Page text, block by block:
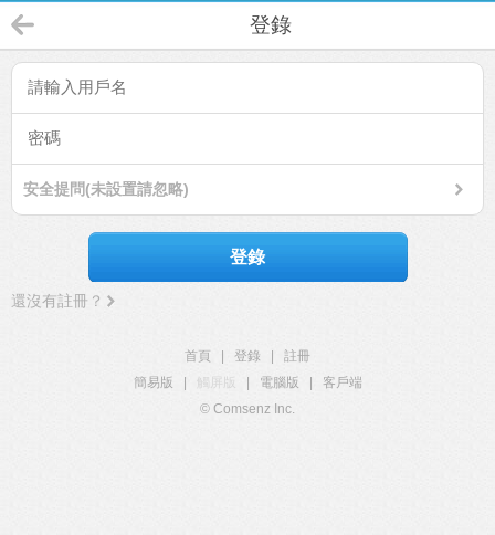
登錄
安全提問(未設置請忽略)
登錄
還沒有註冊？
首頁 登錄
註冊
簡易版
觸屏版 電腦版
客戶端
© Comsenz Inc.